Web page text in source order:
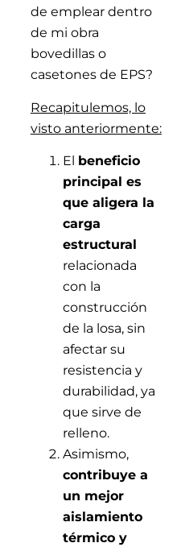
de emplear dentro
de mi obra
bovedillas o
casetones de EPS?
Recapitulemos, lo
visto anteriormente:
El beneficio
principal es
que aligera la
carga
estructural
relacionada
con la
construcción
de la losa, sin
afectar su
resistencia y
durabilidad, ya
que sirve de
relleno.
Asimismo,
contribuye a
un mejor
aislamiento
térmico y